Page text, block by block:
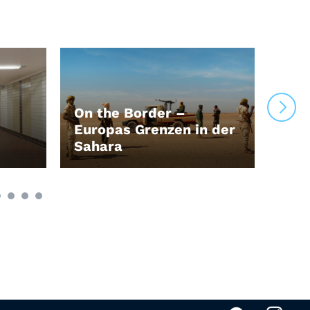
On the Border –
Europas Grenzen in der
Sahara
LEIHEN